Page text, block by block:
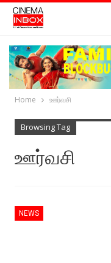
Home ஊர்வசி
Browsing Tag
ஊர்வசி
NEWS